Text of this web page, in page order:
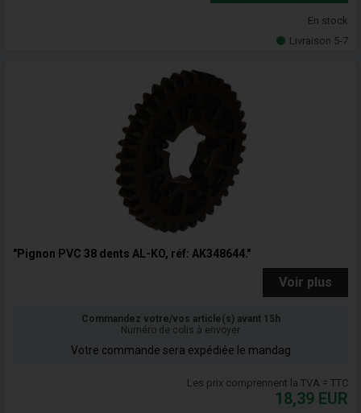
En stock
Livraison 5-7
"Pignon PVC 38 dents AL-KO, réf: AK348644."
Voir plus
Commandez votre/vos article(s) avant 15h
Numéro de colis à envoyer
Votre commande sera expédiée le mandag
Les prix comprennent la TVA = TTC
18,39 EUR